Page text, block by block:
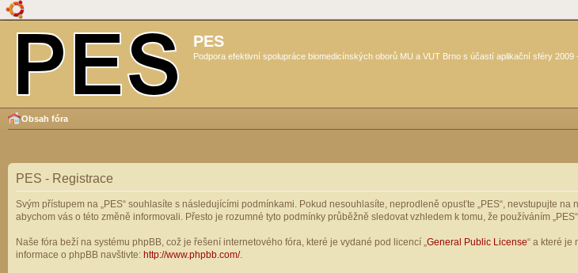
PES
Podpora efektivní spolupráce biomedicínských oborů MU a VUT Brno s účastí aplikační sféry 2009
Obsah fóra
PES - Registrace
Svým přístupem na „PES“ souhlasíte s následujícími podmínkami. Pokud nesouhlasíte, neprodleně opusťte „PES“, nevstupujte
abychom vás o této změně informovali. Přesto je rozumné tyto podmínky průběžně sledovat vzhledem k tomu, že používáním
Naše fóra beží na systému phpBB, což je řešení internetového fóra, které je vydané pod licencí „ General Public License“ a které je
informace o phpBB navštivte: http://www.phpbb.com/.